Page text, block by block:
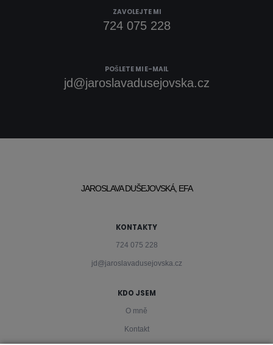
ZAVOLEJTE MI
724 075 228
POŠLETE MI E-MAIL
jd@jaroslavadusejovska.cz
JAROSLAVA DUŠEJOVSKÁ, EFA
KONTAKTY
724 075 228
jd@jaroslavadusejovska.cz
KDO JSEM
O mně
Kontakt